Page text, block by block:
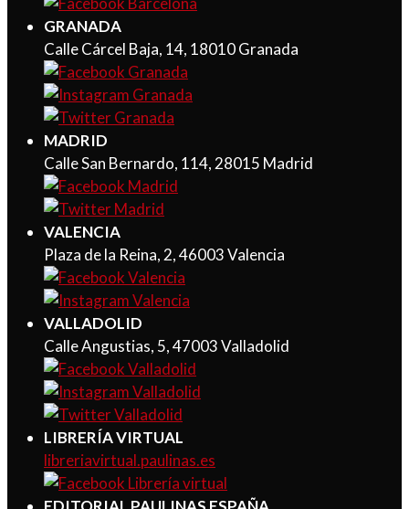
GRANADA
Calle Cárcel Baja, 14, 18010 Granada
MADRID
Calle San Bernardo, 114, 28015 Madrid
VALENCIA
Plaza de la Reina, 2, 46003 Valencia
VALLADOLID
Calle Angustias, 5, 47003 Valladolid
LIBRERÍA VIRTUAL
libreriavirtual.paulinas.es